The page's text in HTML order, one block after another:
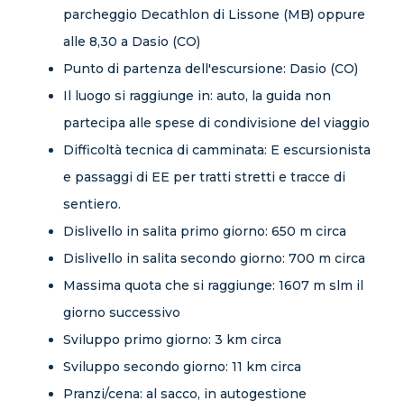
parcheggio Decathlon di Lissone (MB) oppure
alle 8,30 a Dasio (CO)
Punto di partenza dell'escursione: Dasio (CO)
Il luogo si raggiunge in: auto, la guida non
partecipa alle spese di condivisione del viaggio
Difficoltà tecnica di camminata: E escursionista
e passaggi di EE per tratti stretti e tracce di
sentiero.
Dislivello in salita primo giorno: 650 m circa
Dislivello in salita secondo giorno: 700 m circa
Massima quota che si raggiunge: 1607 m slm il
giorno successivo
Sviluppo primo giorno: 3 km circa
Sviluppo secondo giorno: 11 km circa
Pranzi/cena: al sacco, in autogestione